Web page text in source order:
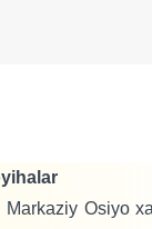
Markaziy Osiyo